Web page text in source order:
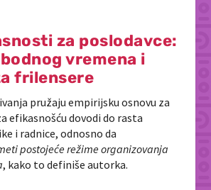
za poslodavce:
vremena i
frilensere
pružaju empirijsku osnovu za
efikasnošću dovodi do rasta
i radnice, odnosno da
postojeće režime organizovanja
, kako to definiše autorka.